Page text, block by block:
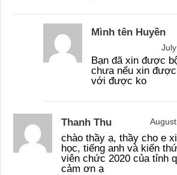
Mình tên Huyền
Bạn đã xin được
chưa nếu xin
với được ko
Thanh Thu
chào thầy ạ, thầy cho e
học, tiếng anh và kiến
viên chức 2020 của tỉnh
cảm ơn ạ